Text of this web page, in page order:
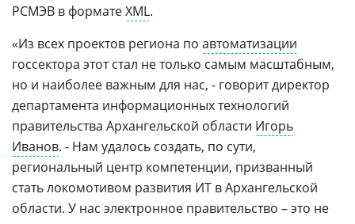
РСМЭВ в форматеXML.
«Из всех проектов региона по автоматизации
госсектора этот стал не только самым масштабным,
но и наиболее важным для нас, - говорит директор
департамента информационных технологий
правительства Архангельской области Игорь
Иванов. - Нам удалось создать, по сути,
региональный центр компетенции, призванный
стать локомотивом развития ИТ в Архангельской
области. У нас электронное правительство – это не